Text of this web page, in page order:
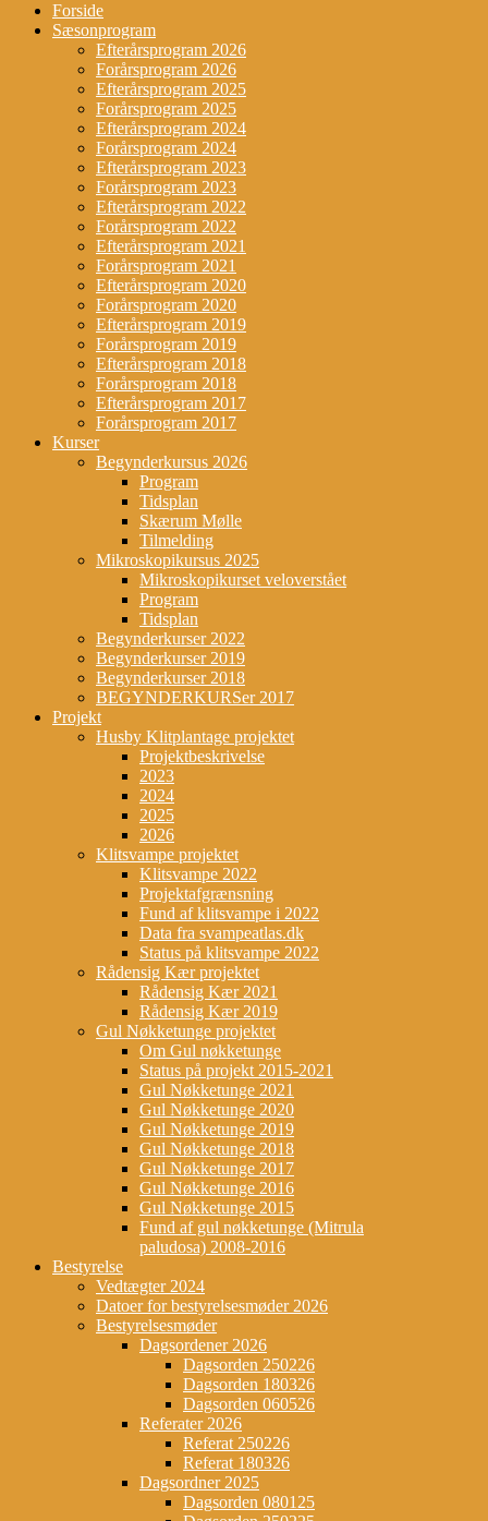
Forside
Sæsonprogram
Efterårsprogram 2026
Forårsprogram 2026
Efterårsprogram 2025
Forårsprogram 2025
Efterårsprogram 2024
Forårsprogram 2024
Efterårsprogram 2023
Forårsprogram 2023
Efterårsprogram 2022
Forårsprogram 2022
Efterårsprogram 2021
Forårsprogram 2021
Efterårsprogram 2020
Forårsprogram 2020
Efterårsprogram 2019
Forårsprogram 2019
Efterårsprogram 2018
Forårsprogram 2018
Efterårsprogram 2017
Forårsprogram 2017
Kurser
Begynderkursus 2026
Program
Tidsplan
Skærum Mølle
Tilmelding
Mikroskopikursus 2025
Mikroskopikurset veloverstået
Program
Tidsplan
Begynderkurser 2022
Begynderkurser 2019
Begynderkurser 2018
BEGYNDERKURSer 2017
Projekt
Husby Klitplantage projektet
Projektbeskrivelse
2023
2024
2025
2026
Klitsvampe projektet
Klitsvampe 2022
Projektafgrænsning
Fund af klitsvampe i 2022
Data fra svampeatlas.dk
Status på klitsvampe 2022
Rådensig Kær projektet
Rådensig Kær 2021
Rådensig Kær 2019
Gul Nøkketunge projektet
Om Gul nøkketunge
Status på projekt 2015-2021
Gul Nøkketunge 2021
Gul Nøkketunge 2020
Gul Nøkketunge 2019
Gul Nøkketunge 2018
Gul Nøkketunge 2017
Gul Nøkketunge 2016
Gul Nøkketunge 2015
Fund af gul nøkketunge (Mitrula
paludosa) 2008-2016
Bestyrelse
Vedtægter 2024
Datoer for bestyrelsesmøder 2026
Bestyrelsesmøder
Dagsordener 2026
Dagsorden 250226
Dagsorden 180326
Dagsorden 060526
Referater 2026
Referat 250226
Referat 180326
Dagsordner 2025
Dagsorden 080125